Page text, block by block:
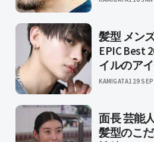
髪型 メン
EPIC Best
イルのア
KAMIGATA1 29
面長 芸能
髪型のこ